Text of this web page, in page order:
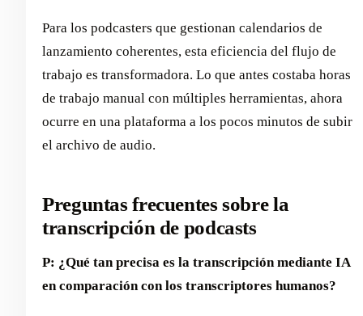
Para los podcasters que gestionan calendarios de
lanzamiento coherentes, esta eficiencia del flujo de
trabajo es transformadora. Lo que antes costaba horas
de trabajo manual con múltiples herramientas, ahora
ocurre en una plataforma a los pocos minutos de subir
el archivo de audio.
Preguntas frecuentes sobre la
transcripción de podcasts
P: ¿Qué tan precisa es la transcripción mediante IA
en comparación con los transcriptores humanos?